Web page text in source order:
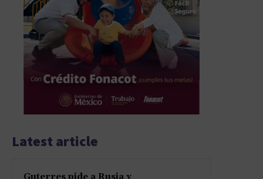
Latest article